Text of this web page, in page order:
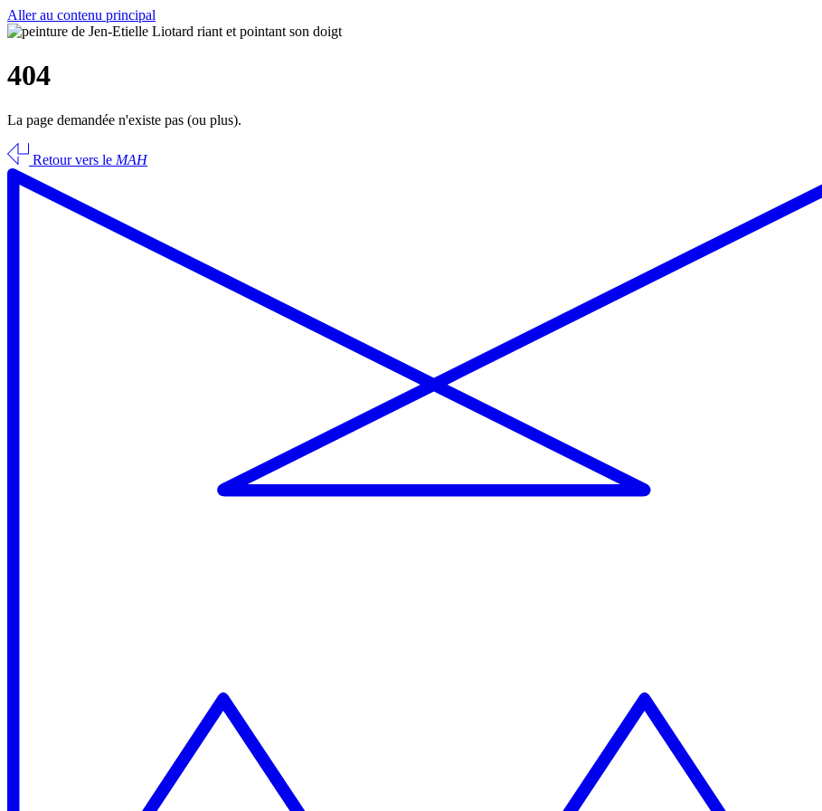
Aller au contenu principal
404
La page demandée n'existe pas (ou plus).
Retour vers le MAH